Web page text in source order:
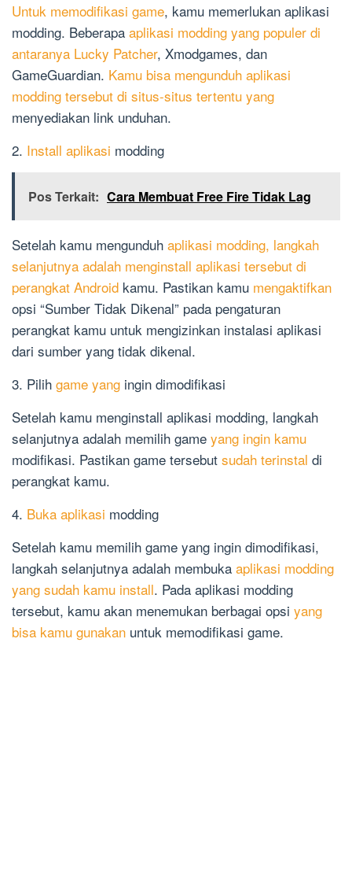
Untuk memodifikasi game, kamu memerlukan aplikasi
modding. Beberapa aplikasi modding yang populer di
antaranya Lucky Patcher, Xmodgames, dan
GameGuardian. Kamu bisa mengunduh aplikasi
modding tersebut di situs-situs tertentu yang
menyediakan link unduhan.
2. Install aplikasi modding
Pos Terkait: Cara Membuat Free Fire Tidak Lag
Setelah kamu mengunduh aplikasi modding, langkah
selanjutnya adalah menginstall aplikasi tersebut di
perangkat Android kamu. Pastikan kamu mengaktifkan
opsi “Sumber Tidak Dikenal” pada pengaturan
perangkat kamu untuk mengizinkan instalasi aplikasi
dari sumber yang tidak dikenal.
3. Pilih game yang ingin dimodifikasi
Setelah kamu menginstall aplikasi modding, langkah
selanjutnya adalah memilih game yang ingin kamu
modifikasi. Pastikan game tersebut sudah terinstal di
perangkat kamu.
4. Buka aplikasi modding
Setelah kamu memilih game yang ingin dimodifikasi,
langkah selanjutnya adalah membuka aplikasi modding
yang sudah kamu install. Pada aplikasi modding
tersebut, kamu akan menemukan berbagai opsi yang
bisa kamu gunakan untuk memodifikasi game.